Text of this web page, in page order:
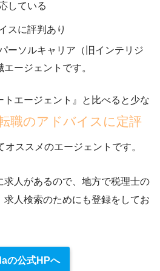
している
スに評判あり
ーソルキャリア（旧インテリジ
ージェントです。
エージェント』と比べると少な
職のアドバイスに定評
オススメのエージェントです。
人があるので、 地方で税理士の
人検索のためにも登録をしてお
の公式HPへ